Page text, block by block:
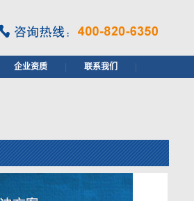
企业资质 联系我们